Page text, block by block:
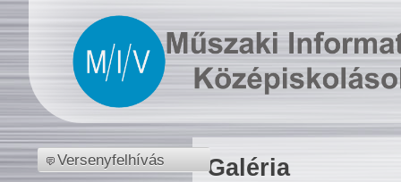
Versenyfelhívás Galéria